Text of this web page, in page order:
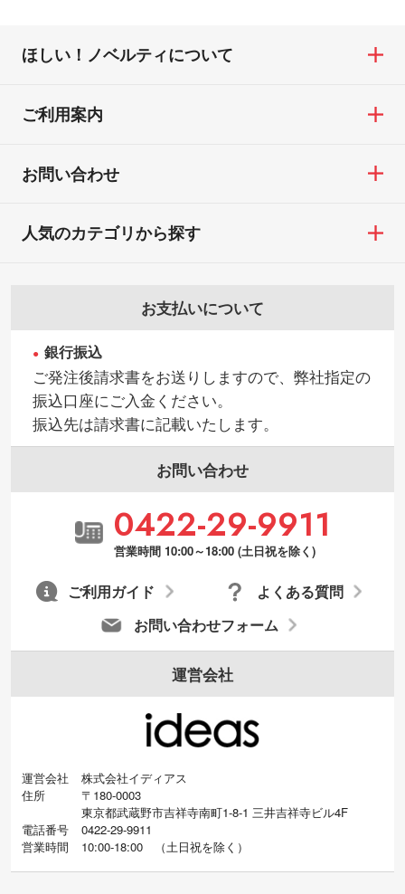
ほしい！ノベルティについて
ご利用案内
お問い合わせ
お支払いについて
銀行振込
ご発注後請求書をお送りしますので、弊社指定の
振込口座にご入金ください。
振込先は請求書に記載いたします。
お問い合わせ
0422-29-9911
営業時間 10:00～18:00 (土日祝を除く)
お問い合わせフォーム
よくある質問
ご利用ガイド
運営会社
運営会社
株式会社イディアス
住所
〒180-0003
東京都武蔵野市吉祥寺南町1-8-1 三井吉祥寺ビル4F
電話番号
0422-29-9911
営業時間
10:00-18:00 （土日祝を除く）
人気のカテゴリから探す